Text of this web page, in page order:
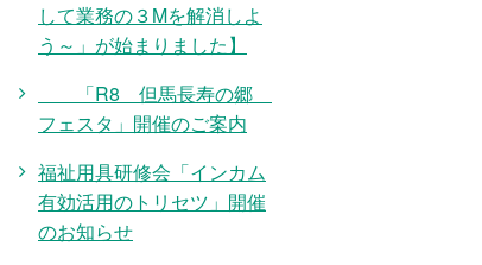
して業務の３Mを解消しよ
う～」が始まりました】
「R8 但馬長寿の郷
フェスタ」開催のご案内
福祉用具研修会「インカム
有効活用のトリセツ」開催
のお知らせ